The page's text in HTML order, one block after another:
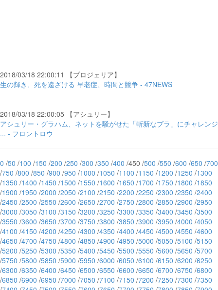
2018/03/18 22:00:11 【プロジェリア】
生の輝き、死を遠ざける 早老症、時間と競争 - 47NEWS
2018/03/18 22:00:05 【アシュリー】
アシュリー・グラハム、ネットを騒がせた「斬新なブラ」にチャレンジ
... - フロントロウ
0 /50 /100 /150 /200 /250 /300 /350 /400 /450 /500 /550 /600 /650 /700
/750 /800 /850 /900 /950 /1000 /1050 /1100 /1150 /1200 /1250 /1300
/1350 /1400 /1450 /1500 /1550 /1600 /1650 /1700 /1750 /1800 /1850
/1900 /1950 /2000 /2050 /2100 /2150 /2200 /2250 /2300 /2350 /2400
/2450 /2500 /2550 /2600 /2650 /2700 /2750 /2800 /2850 /2900 /2950
/3000 /3050 /3100 /3150 /3200 /3250 /3300 /3350 /3400 /3450 /3500
/3550 /3600 /3650 /3700 /3750 /3800 /3850 /3900 /3950 /4000 /4050
/4100 /4150 /4200 /4250 /4300 /4350 /4400 /4450 /4500 /4550 /4600
/4650 /4700 /4750 /4800 /4850 /4900 /4950 /5000 /5050 /5100 /5150
/5200 /5250 /5300 /5350 /5400 /5450 /5500 /5550 /5600 /5650 /5700
/5750 /5800 /5850 /5900 /5950 /6000 /6050 /6100 /6150 /6200 /6250
/6300 /6350 /6400 /6450 /6500 /6550 /6600 /6650 /6700 /6750 /6800
/6850 /6900 /6950 /7000 /7050 /7100 /7150 /7200 /7250 /7300 /7350